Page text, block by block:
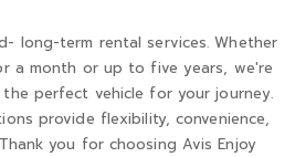
long-term rental services. Whether
a month or up to five years, we're
perfect vehicle for your journey.
provide flexibility, convenience,
you for choosing Avis Enjoy